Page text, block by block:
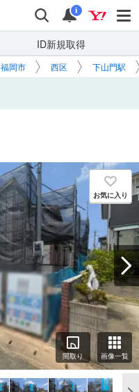
検索 通知
i
ID新規取得
福岡市 西区 下山門駅
お気に入り
間取り 画像一覧